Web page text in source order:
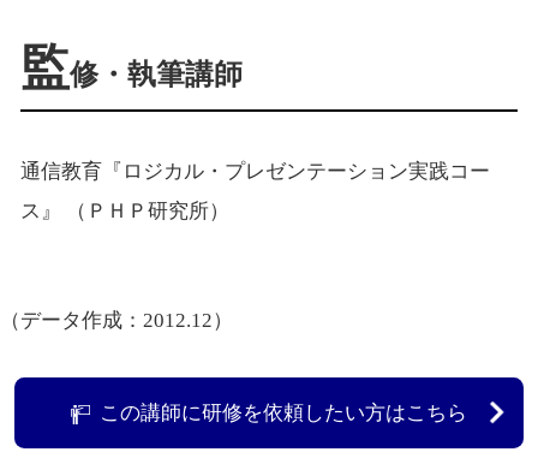
監修・執筆講師
通信教育『ロジカル・プレゼンテーション実践コー
ス』 （ＰＨＰ研究所）
（データ作成：2012.12）
この講師に研修を依頼したい方はこちら